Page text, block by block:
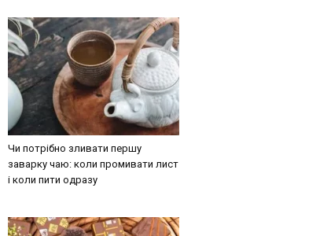
Чи потрібно зливати першу
заварку чаю: коли промивати лист
і коли пити одразу